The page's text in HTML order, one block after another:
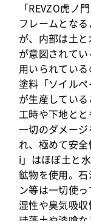
「REVZO虎ノ
フレームとな
が、内部は土
が意図されて
用いられてい
塗料「ソイル
が生産してい
工時や下地と
一切のダメー
れ、極めて安
i」はほぼ土と
鉱物を使用。
ン等は一切使
湿性や臭気吸